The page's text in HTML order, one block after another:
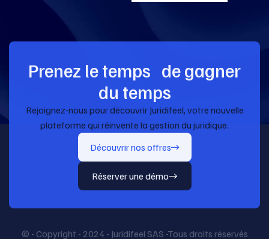
Prenez le temps de gagner
du temps
Rejoignez-nous pour découvrir Juridifeel, votre nouvelle
plateforme qui réinvente la gestion du juridique.
Découvrir nos offres
Réserver une démo
© - Copyright - 2024 - Juridifeel SAS -Tous droits réservés